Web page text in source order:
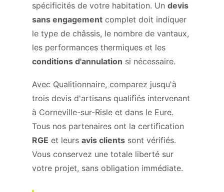
spécificités de votre habitation. Un devis
sans engagement complet doit indiquer
le type de châssis, le nombre de vantaux,
les performances thermiques et les
conditions d'annulation si nécessaire.
Avec Qualitionnaire, comparez jusqu'à
trois devis d'artisans qualifiés intervenant
à Corneville-sur-Risle et dans le Eure.
Tous nos partenaires ont la certification
RGE et leurs avis clients sont vérifiés.
Vous conservez une totale liberté sur
votre projet, sans obligation immédiate.